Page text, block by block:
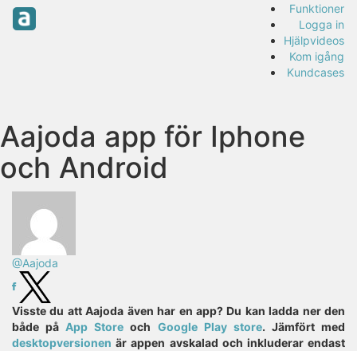
Funktioner
Logga in
Hjälpvideos
Kom igång
Kundcases
Aajoda app för Iphone
och Android
@Aajoda
Visste du att Aajoda även har en app? Du kan ladda ner den
både påApp Store och Google Play store. Jämfört med
desktopversionenär appen avskalad och inkluderar endast